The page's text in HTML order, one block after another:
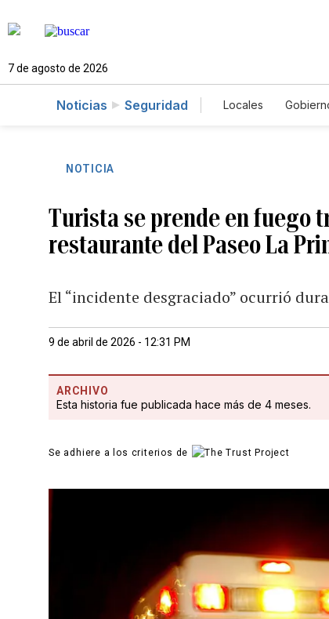
7 de agosto de 2026
Noticias Seguridad Locales
NOTICIA
Turista se prende en fuego
restaurante del Paseo La
El “incidente desgraciado” ocurrió
9 de abril de 2026 - 12:31 PM
ARCHIVO
Esta historia fue publicada hace más de 4 meses.
Se adhiere a los criterios de